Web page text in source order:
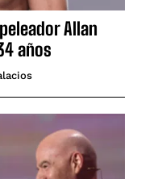
Allan
años